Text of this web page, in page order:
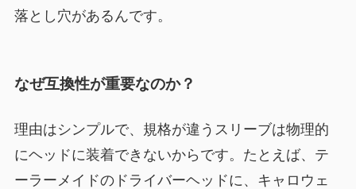
落とし穴があるんです。
なぜ互換性が重要なのか？
理由はシンプルで、規格が違うスリーブは物理的
にヘッドに装着できないからです。たとえば、テ
ーラーメイドのドライバーヘッドに、キャロウェ